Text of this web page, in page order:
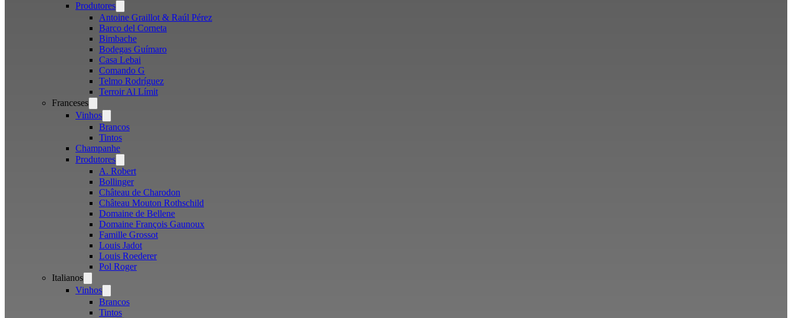
Produtores
menu
Antoine Graillot & Raúl Pérez
Barco del Corneta
Bimbache
Bodegas Guímaro
Casa Lebai
Comando G
Telmo Rodríguez
Terroir Al Límit
Franceses
menu
Vinhos
menu
Brancos
Tintos
Champanhe
Produtores
menu
A. Robert
Bollinger
Château de Charodon
Château Mouton Rothschild
Domaine de Bellene
Domaine François Gaunoux
Famille Grossot
Louis Jadot
Louis Roederer
Pol Roger
Italianos
menu
Vinhos
menu
Brancos
Tintos